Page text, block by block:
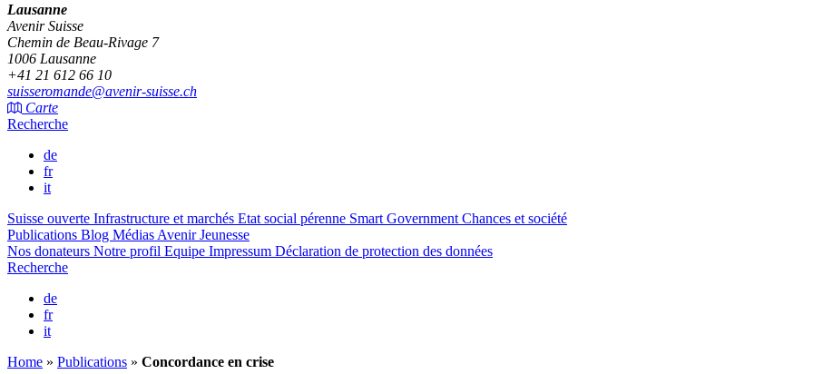
Lausanne
Avenir Suisse
Chemin de Beau-Rivage 7
1006 Lausanne
+41 21 612 66 10
suisseromande@avenir-suisse.ch
Carte
Recherche
de
fr
it
Suisse ouverte Infrastructure et marchés Etat social pérenne Smart Government Chances et société
Publications Blog Médias Avenir Jeunesse
Nos donateurs Notre profil Equipe Impressum Déclaration de protection des données
Recherche
de
fr
it
Home » Publications » Concordance en crise